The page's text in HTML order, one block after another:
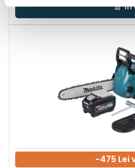
În
-475 Lei